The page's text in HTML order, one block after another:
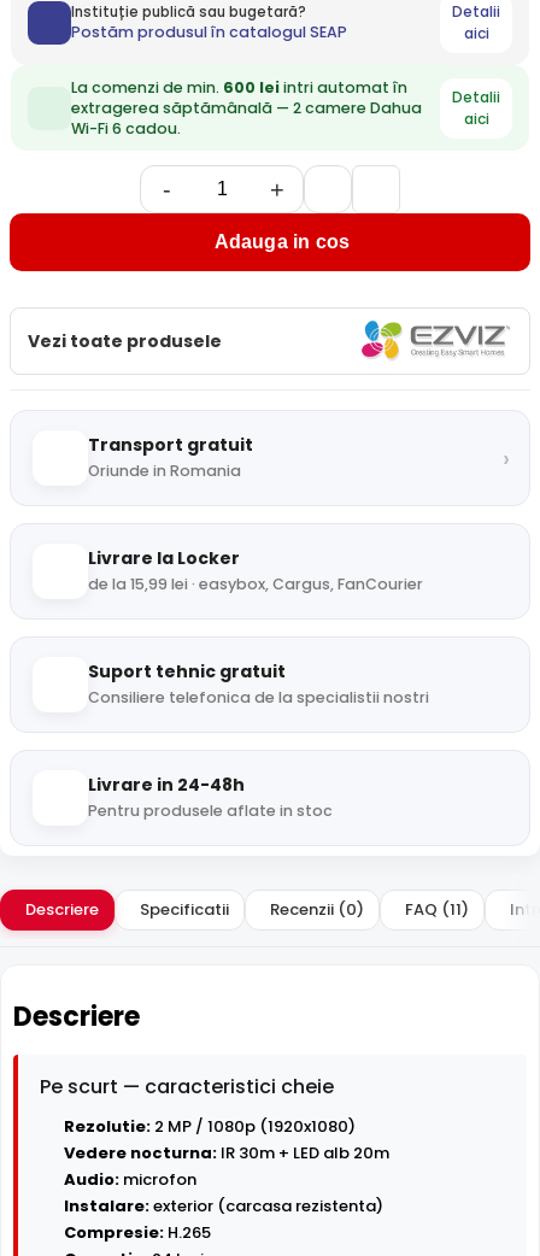
Instituție publică sau bugetară?
Postăm produsul în catalogul SEAP
Detalii
aici
La comenzi de min. 600 leiintri automat în
extragerea săptămânală — 2 camere Dahua
Wi-Fi 6 cadou.
Detalii
aici
- +
Adauga in cos
Vezi toate produsele
Transport gratuit
Oriunde in Romania ›
Livrare la Locker
de la 15,99 lei · easybox, Cargus, FanCourier
Suport tehnic gratuit
Consiliere telefonica de la specialistii nostri
Livrare in 24-48h
Pentru produsele aflate in stoc
Descriere Specificatii Recenzii (0) FAQ (11)
Descriere
Pe scurt — caracteristici cheie
Rezolutie: 2 MP / 1080p (1920x1080)
Vedere nocturna: IR 30m + LED alb 20m
Audio: microfon
Instalare:exterior (carcasa rezistenta)
Compresie: H.265